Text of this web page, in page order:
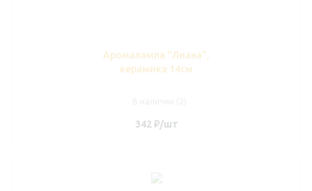
Аромалампа "Лиана",
керамика 14см
342₽/шт